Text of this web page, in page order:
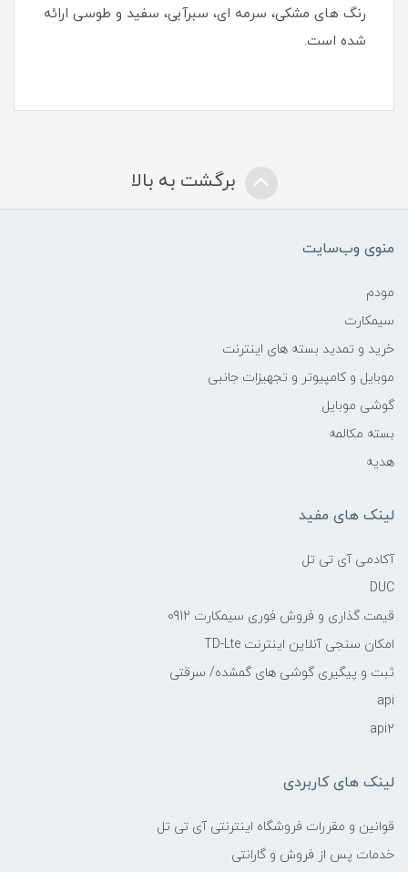
رنگ های مشکی، سرمه ای، سبرآبی، سفید و طوسی ارائه
شده است.
برگشت به بالا
منوی وب‌سایت
مودم
سیمکارت
خرید و تمدید بسته های اینترنت
موبایل و کامپیوتر و تجهیزات جانبی
گوشی موبایل
بسته مکالمه
هدیه
لینک های مفید
آکادمی آی تی تل
DUC
قیمت گذاری و فروش فوری سیمکارت 0912
امکان سنجی آنلاین اینترنت TD-Lte
ثبت و پیگیری گوشی های گمشده/ سرقتی
api
api2
لینک های کاربردی
قوانین و مقررات فروشگاه اینترنتی آی تی تل
خدمات پس از فروش و گارانتی